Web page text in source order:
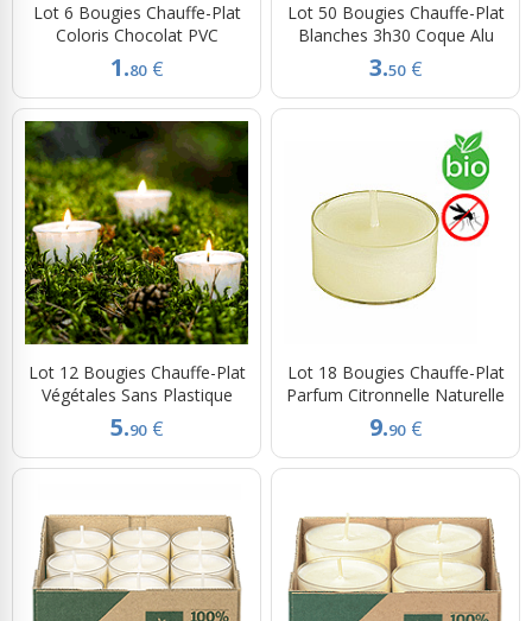
Lot 6 Bougies Chauffe-Plat
Coloris Chocolat PVC
1.80 €
Lot 50 Bougies Chauffe-Plat
Blanches 3h30 Coque Alu
3.50 €
Lot 12 Bougies Chauffe-Plat
Végétales Sans Plastique
5.90 €
Lot 18 Bougies Chauffe-Plat
Parfum Citronnelle Naturelle
9.90 €